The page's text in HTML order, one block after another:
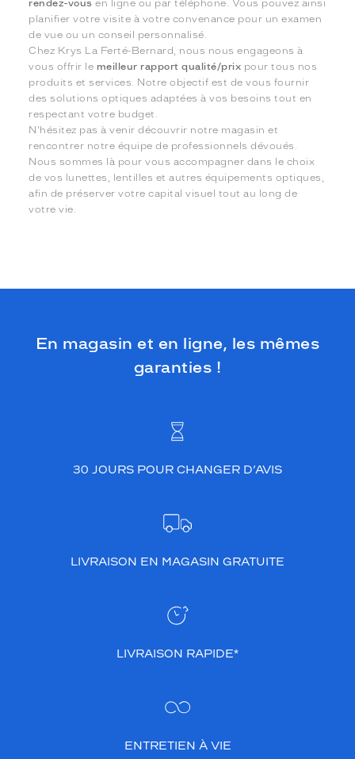
rendez-vous en ligne ou par téléphone. Vous pouvez ainsi
planifier votre visite à votre convenance pour un examen
de vue ou un conseil personnalisé.
Chez Krys La Ferté-Bernard, nous nous engageons à
vous offrir le meilleur rapport qualité/prix pour tous nos
produits et services. Notre objectif est de vous fournir
des solutions optiques adaptées à vos besoins tout en
respectant votre budget.
N'hésitez pas à venir découvrir notre magasin et
rencontrer notre équipe de professionnels dévoués.
Nous sommes là pour vous accompagner dans le choix
de vos lunettes, lentilles et autres équipements optiques,
afin de préserver votre capital visuel tout au long de
votre vie.
En magasin et en ligne, les mêmes
garanties !
30 JOURS POUR CHANGER D’AVIS
LIVRAISON EN MAGASIN GRATUITE
LIVRAISON RAPIDE*
ENTRETIEN À VIE